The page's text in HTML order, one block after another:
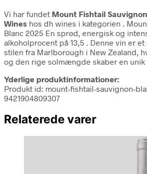
Vi har fundet Mount Fishtail
Wines hos dh wines i kategorien .
Blanc 2025 En sprød, energisk og
alkoholprocent på 13,5 . Denne vin er
stilen fra Marlborough i New Zealand,
og den rige solmængde skaber en unik
Yderlige produktinformationer:
Produkt id: mount-fishtail-sauvignon-
9421904809307
Relaterede varer